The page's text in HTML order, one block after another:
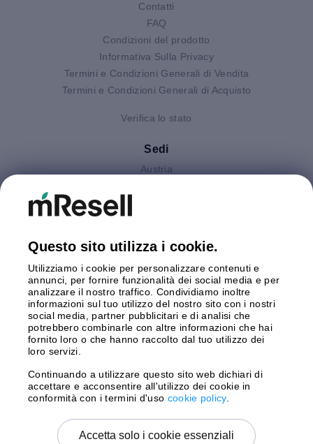
Contatti
FAQ
Condizioni del prodotto
Informativa Sulla Privacy
Termini e Condizioni Generali di Vendita
Termini e Condizioni Generali di Acquisto
Verifica lo stato
Sedi
Austria
Gran Bretagna
Olanda
Polonia
Spagna
Svezia
Pagamento
Spedizione con
Questo sito utilizza i cookie.
Utilizziamo i cookie per personalizzare contenuti e
annunci, per fornire funzionalità dei social media e per
analizzare il nostro traffico. Condividiamo inoltre
informazioni sul tuo utilizzo del nostro sito con i nostri
social media, partner pubblicitari e di analisi che
potrebbero combinarle con altre informazioni che hai
fornito loro o che hanno raccolto dal tuo utilizzo dei
loro servizi.
Continuando a utilizzare questo sito web dichiari di
accettare e acconsentire all'utilizzo dei cookie in
conformità con i termini d'uso cookie policy.
Accetta solo i cookie essenziali